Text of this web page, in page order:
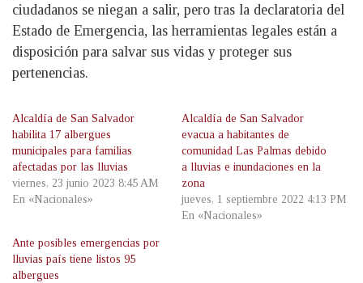
ciudadanos se niegan a salir, pero tras la declaratoria del
Estado de Emergencia, las herramientas legales están a
disposición para salvar sus vidas y proteger sus
pertenencias.
Alcaldía de San Salvador
habilita 17 albergues
municipales para familias
afectadas por las lluvias
viernes, 23 junio 2023 8:45 AM
En «Nacionales»
Alcaldía de San Salvador
evacua a habitantes de
comunidad Las Palmas debido
a lluvias e inundaciones en la
zona
jueves, 1 septiembre 2022 4:13 PM
En «Nacionales»
Ante posibles emergencias por
lluvias país tiene listos 95
albergues